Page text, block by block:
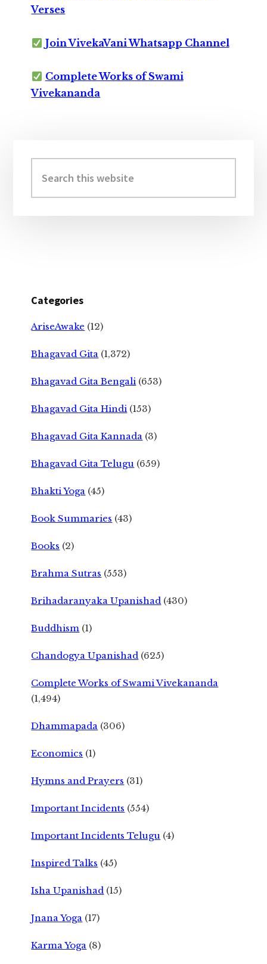
Verses
Join VivekaVani Whatsapp Channel
Complete Works of Swami
Vivekananda
Sidebar
this
website
Categories
AriseAwake (12)
Bhagavad Gita (1,372)
Bhagavad Gita Bengali (653)
Bhagavad Gita Hindi (153)
Bhagavad Gita Kannada (3)
Bhagavad Gita Telugu (659)
Bhakti Yoga (45)
Book Summaries (43)
Books (2)
Brahma Sutras (553)
Brihadaranyaka Upanishad (430)
Buddhism (1)
Chandogya Upanishad (625)
Complete Works of Swami Vivekananda
(1,494)
Dhammapada (306)
Economics (1)
Hymns and Prayers (31)
Important Incidents (554)
Important Incidents Telugu (4)
Inspired Talks (45)
Isha Upanishad (15)
Jnana Yoga (17)
Karma Yoga (8)